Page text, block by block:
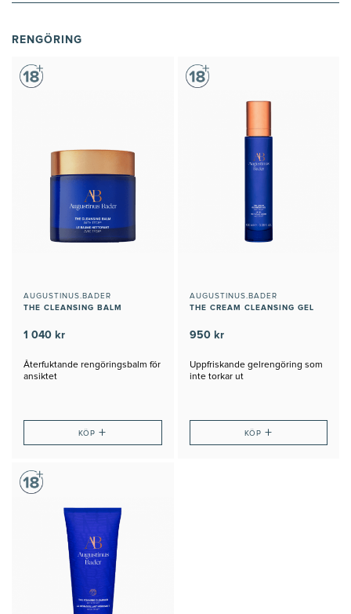
RENGÖRING
AUGUSTINUS.BADER
THE CLEANSING BALM
1 040 kr
Återfuktande rengöringsbalm för
ansiktet
KÖP+
AUGUSTINUS.BADER
THE CREAM CLEANSING GEL
950 kr
Uppfriskande gelrengöring som
inte torkar ut
KÖP +